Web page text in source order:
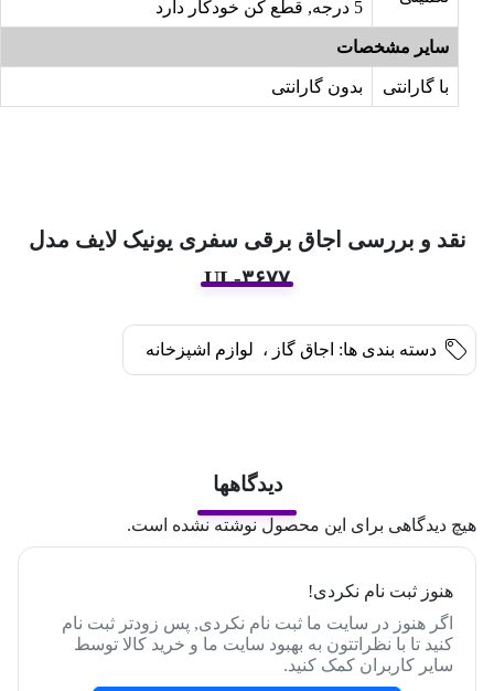
سایر مشخصات
با گارانتی بدون گارانتی
نقد و بررسی اجاق برقی سفری یونیک لایف مدل
UL-۳۶۷۷
دسته بندی ها: اجاق گاز لوازم اشپزخانه
دیدگاهها
هیچ دیدگاهی برای این محصول نوشته نشده است.
هنوز ثبت نام نکردی!
اگر هنوز در سایت ما ثبت نام نکردی, پس زودتر ثبت نام
کنید تا با نظراتتون به بهبود سایت ما و خرید کالا توسط
سایر کاربران کمک کنید.